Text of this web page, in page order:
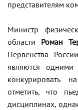
представителям
Министр
области
Роман
Первенства
являются
конкурировать
отметить, что
дисциплинах,